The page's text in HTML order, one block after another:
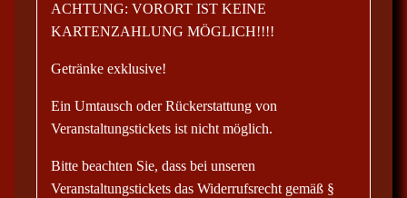
ACHTUNG: VORORT IST KEINE
KARTENZAHLUNG MÖGLICH!!!!
Getränke exklusive!
Ein Umtausch oder Rückerstattung von
Veranstaltungstickets ist nicht möglich.
Bitte beachten Sie, dass bei unseren
Veranstaltungstickets das Widerrufsrecht gemäß §